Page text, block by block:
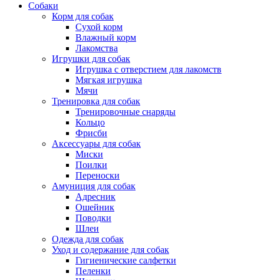
Собаки
Корм для собак
Сухой корм
Влажный корм
Лакомства
Игрушки для собак
Игрушка с отверстием для лакомств
Мягкая игрушка
Мячи
Тренировка для собак
Тренировочные снаряды
Кольцо
Фрисби
Аксессуары для собак
Миски
Поилки
Переноски
Амуниция для собак
Адресник
Ошейник
Поводки
Шлеи
Одежда для собак
Уход и содержание для собак
Гигиенические салфетки
Пеленки